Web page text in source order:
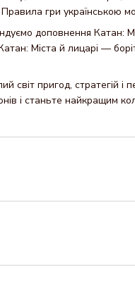
Правила гри українською
доповнення Катан:
Міста й лицарі —
світ пригод, стратегій і
і станьте найкращим